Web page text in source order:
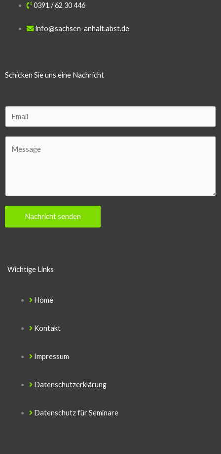
0391 / 62 30 446
info@sachsen-anhalt.abst.de
Schicken Sie uns eine Nachricht
m
a
e
n
Nachricht senden
Wichtige Links
Home
Kontakt
Impressum
Datenschutzerklärung
Datenschutz für Seminare